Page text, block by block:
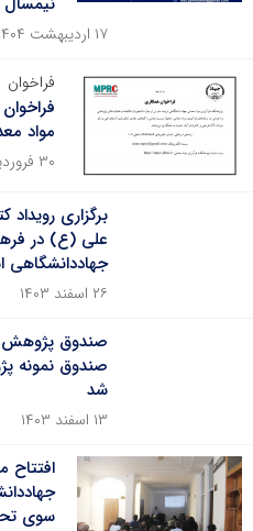
۱۷ اردیبهشت ۱۴۰۴
فراخوان
مواد
۳۰ فروردین ۱۴۰۴
برگزاری رویداد
علی (ع) در
جهاددانشگاهی
۲۶ اسفند ۱۴۰۳
صندوق پژوهش و
صندوق نمونه
شد
۱۳ اسفند ۱۴۰۳
سوی